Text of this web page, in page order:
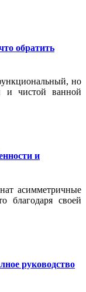
обратить
но
и чистой ванной
и
асимметричные
благодаря своей
руководство